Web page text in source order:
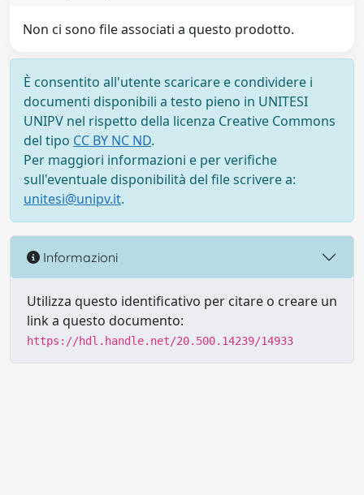
Non ci sono file associati a questo prodotto.
È consentito all'utente scaricare e condividere i
documenti disponibili a testo pieno in UNITESI
UNIPV nel rispetto della licenza Creative Commons
del tipo CC BY NC ND.
Per maggiori informazioni e per verifiche
sull'eventuale disponibilità del file scrivere a:
unitesi@unipv.it.
Informazioni
Utilizza questo identificativo per citare o creare un
link a questo documento:
https://hdl.handle.net/20.500.14239/14933